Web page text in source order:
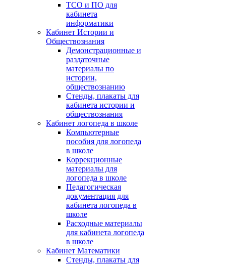
ТСО и ПО для
кабинета
информатики
Кабинет Истории и
Обществознания
Демонстрационные и
раздаточные
материалы по
истории,
обществознанию
Стенды, плакаты для
кабинета истории и
обществознания
Кабинет логопеда в школе
Компьютерные
пособия для логопеда
в школе
Коррекционные
материалы для
логопеда в школе
Педагогическая
документация для
кабинета логопеда в
школе
Расходные материалы
для кабинета логопеда
в школе
Кабинет Математики
Стенды, плакаты для